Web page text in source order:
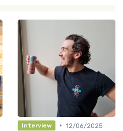
Interview • 12/06/2025